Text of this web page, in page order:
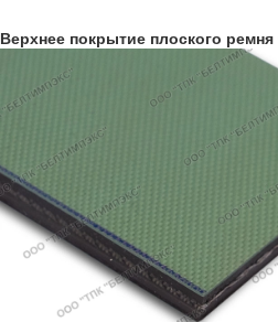
Верхнее покрытие плоского ремня